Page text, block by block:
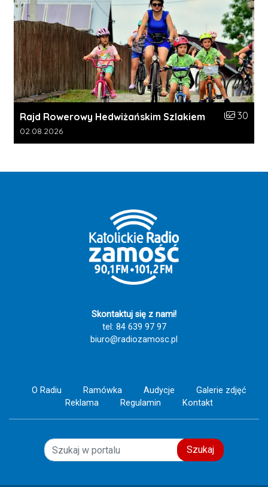
Rajd Rowerowy Hedwiżańskim Szlakiem Liczba
30
Data dodania galerii:
02.08.2026
Skontaktuj się z nami!
tel: 84 639 97 97
biuro@radiozamosc.pl
O Radiu Ramówka Audycje
Galerie zdjęć
Reklama
Regulamin Kontakt
Szukaj